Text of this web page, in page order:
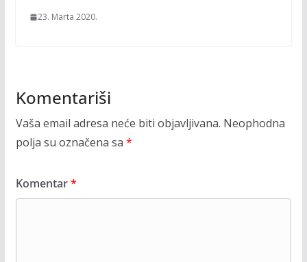
23. Marta 2020.
Komentariši
Vaša email adresa neće biti objavljivana. Neophodna
polja su označena sa *
Komentar*